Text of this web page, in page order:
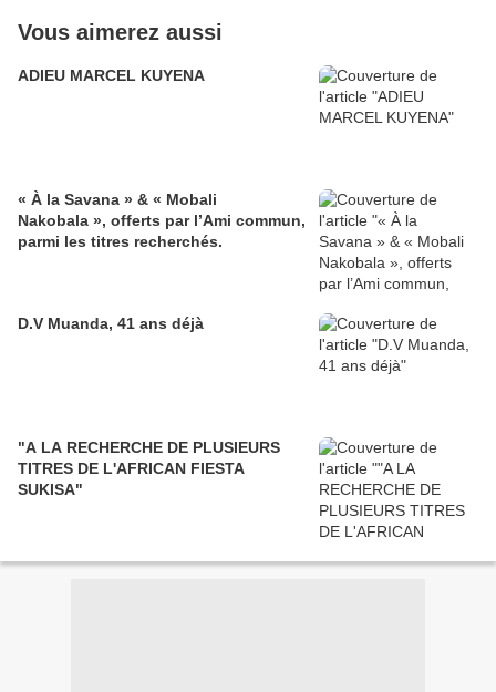
Vous aimerez aussi
ADIEU MARCEL KUYENA
« À la Savana » & « Mobali
Nakobala », offerts par l’Ami commun,
parmi les titres recherchés.
D.V Muanda, 41 ans déjà
"A LA RECHERCHE DE PLUSIEURS
TITRES DE L'AFRICAN FIESTA
SUKISA"